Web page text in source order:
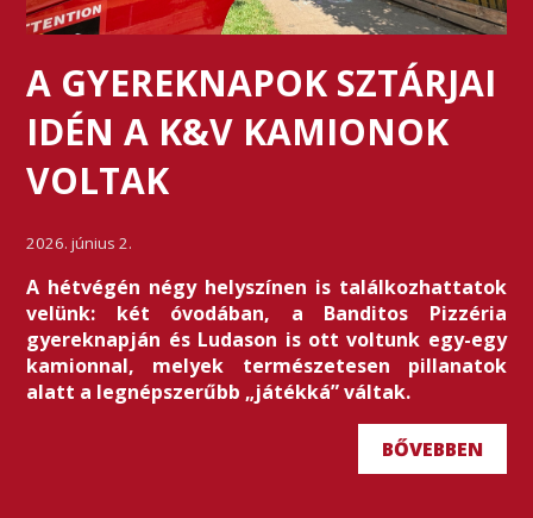
A GYEREKNAPOK SZTÁRJAI
IDÉN A K&V KAMIONOK
VOLTAK
2026. június 2.
A hétvégén négy helyszínen is találkozhattatok
velünk: két óvodában, a Banditos Pizzéria
gyereknapján és Ludason is ott voltunk egy-egy
kamionnal, melyek természetesen pillanatok
alatt a legnépszerűbb „játékká” váltak.
BŐVEBBEN